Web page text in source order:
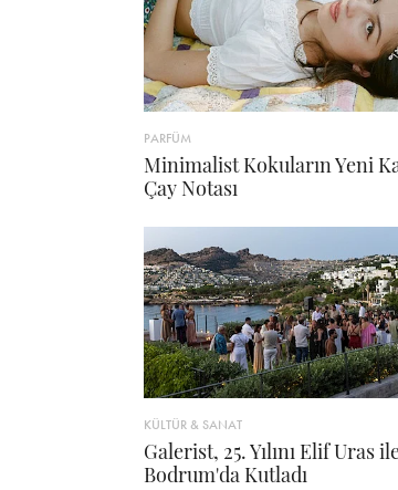
PARFÜM
Minimalist Kokuların Yeni
Çay Notası
KÜLTÜR & SANAT
Galerist, 25. Yılını Elif Uras
Bodrum'da Kutladı